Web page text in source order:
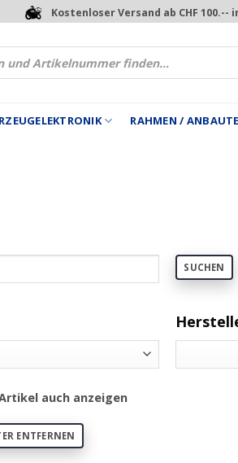
Kostenloser Versand ab CHF 100.--
RAHMEN /
SUCHEN
auch anzeigen
ENTFERNEN